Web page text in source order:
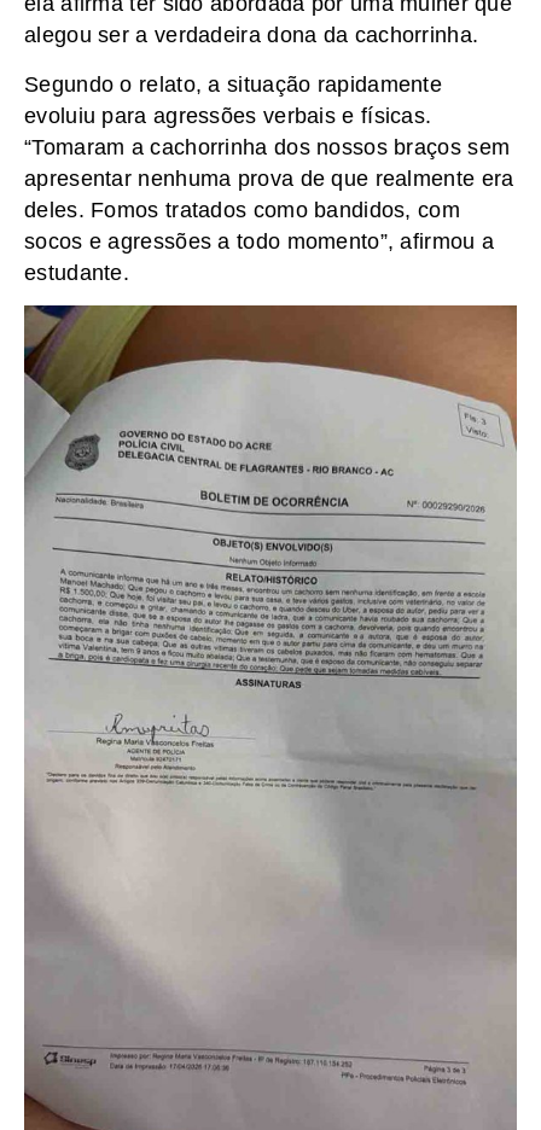
alegou ser a verdadeira dona da cachorrinha.
Segundo o relato, a situação rapidamente
evoluiu para agressões verbais e físicas.
“Tomaram a cachorrinha dos nossos braços sem
apresentar nenhuma prova de que realmente era
deles. Fomos tratados como bandidos, com
socos e agressões a todo momento”, afirmou a
estudante.